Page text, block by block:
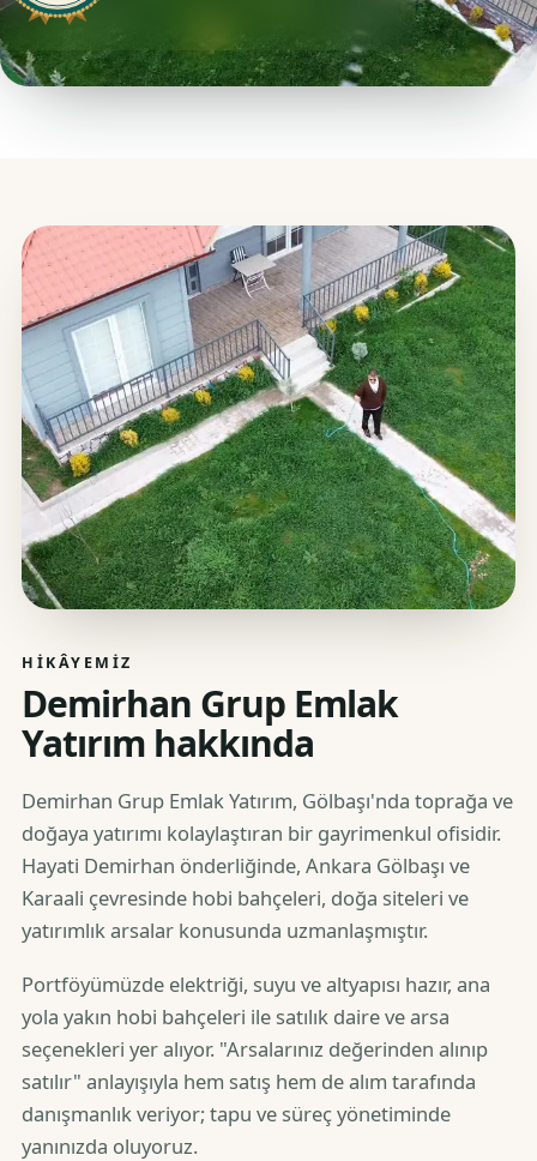
HIKÂYEMIZ
Demirhan Grup Emlak
Yatırım hakkında
Demirhan Grup Emlak Yatırım, Gölbaşı'nda toprağa ve
doğaya yatırımı kolaylaştıran bir gayrimenkul ofisidir.
Hayati Demirhan önderliğinde, Ankara Gölbaşı ve
Karaali çevresinde hobi bahçeleri, doğa siteleri ve
yatırımlık arsalar konusunda uzmanlaşmıştır.
Portföyümüzde elektriği, suyu ve altyapısı hazır, ana
yola yakın hobi bahçeleri ile satılık daire ve arsa
seçenekleri yer alıyor. "Arsalarınız değerinden alınıp
satılır" anlayışıyla hem satış hem de alım tarafında
danışmanlık veriyor; tapu ve süreç yönetiminde
yanınızda oluyoruz.